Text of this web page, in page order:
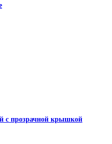
с прозрачной крышкой